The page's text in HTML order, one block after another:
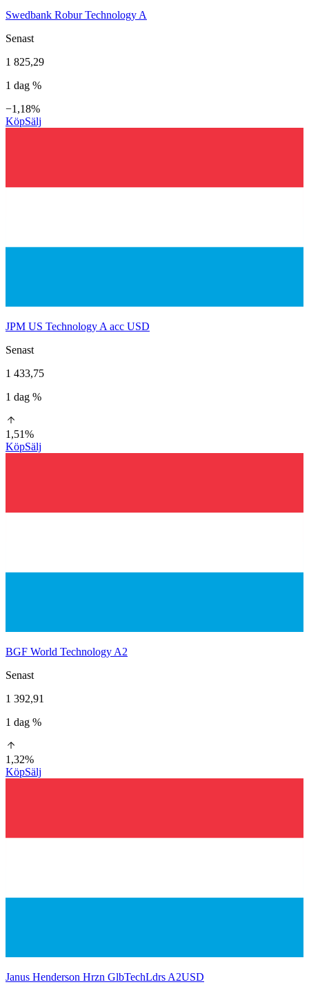
Swedbank Robur Technology A
Senast
1 825,29
1 dag %
−1,18%
KöpSälj
JPM US Technology A acc USD
Senast
1 433,75
1 dag %
1,51%
KöpSälj
BGF World Technology A2
Senast
1 392,91
1 dag %
1,32%
KöpSälj
Janus Henderson Hrzn GlbTechLdrs A2USD